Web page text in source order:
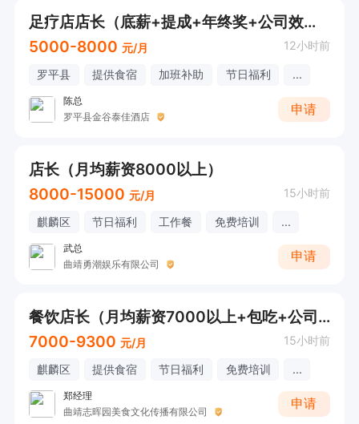
足疗店店长（底薪+提成+年终奖+公司效益分红）
5000-8000 元/月 12小时前
罗平县 提供食宿 加班补助 节日福利 ...
陈总
罗平县金谷泰佳酒店
申请
店长（月均薪资8000以上）
8000-15000 元/月 15小时前
麒麟区 节日福利 工作餐 免费培训 ...
武总
曲靖勇潮娱乐有限公司
申请
餐饮店长（月均薪资7000以上+包吃+公司福利）要求有经验
7000-9300 元/月 15小时前
麒麟区 提供食宿 节日福利 免费培训 ...
郑经理
曲靖志晖园美食文化传播有限公司
申请